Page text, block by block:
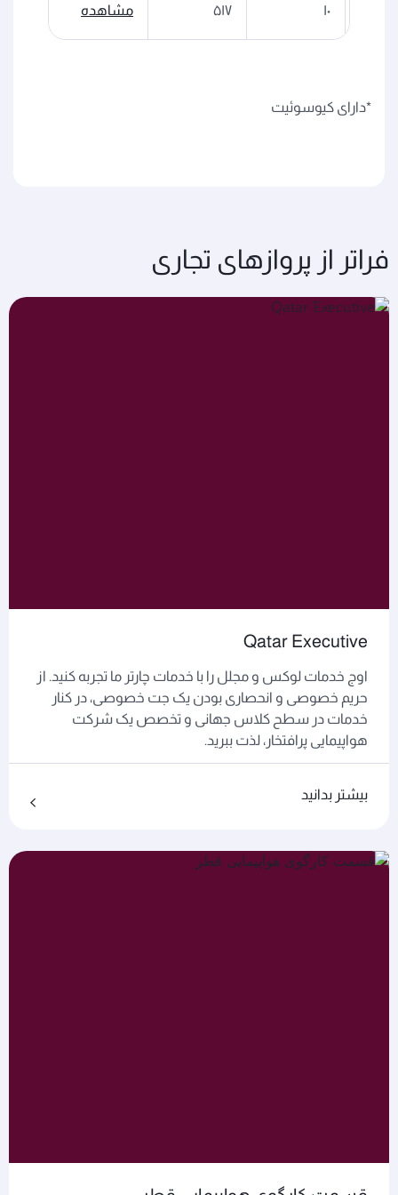
۱۰ ۵۱۷ مشاهده
*دارای کیوسوئیت
فراتر از پروازهای تجاری
Qatar Executive
اوج خدمات لوکس و مجلل را با خدمات چارتر ما تجربه کنید. از
حریم خصوصی و انحصاری بودن یک جت خصوصی، در کنار
خدمات در سطح کلاس جهانی و تخصص یک شرکت
هواپیمایی پرافتخار، لذت ببرید.
بیشتر بدانید